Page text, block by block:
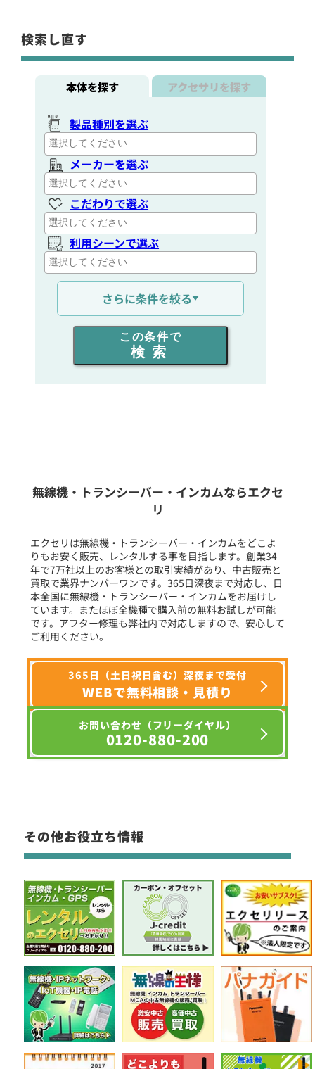
検索し直す
本体を探す アクセサリを探す
製品種別を選ぶ
メーカーを選ぶ
こだわりで選ぶ
利用シーンで選ぶ
通信距離を選ぶ
出力を選ぶ
同時通話人数を選ぶ
フリーワード入力(製品名等)
選択条件をリセット
さらに条件を絞る
この条件で
検索
無線機・トランシーバー・インカムならエクセ
リ
エクセリは無線機・トランシーバー・インカムをどこよ
りもお安く販売、レンタルする事を目指します。創業34
年で7万社以上のお客様との取引実績があり、中古販売と
買取で業界ナンバーワンです。365日深夜まで対応し、日
本全国に無線機・トランシーバー・インカムをお届けし
ています。またほぼ全機種で購入前の無料お試しが可能
です。アフター修理も弊社内で対応しますので、安心して
ご利用ください。
365日（土日祝日含む）深夜まで受付
WEBで無料相談・見積り
お問い合わせ（フリーダイヤル）
0120-880-200
その他お役立ち情報